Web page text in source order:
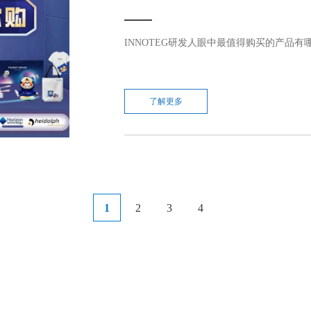
INNOTEG研发人眼中最值得购买的产品有
了解更多
1 2 3 4